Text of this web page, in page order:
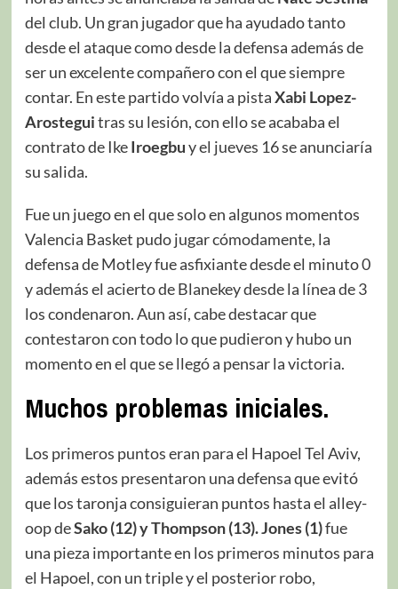
del club. Un gran jugador que ha ayudado tanto
desde el ataque como desde la defensa además de
ser un excelente compañero con el que siempre
contar. En este partido volvía a pistaXabi Lopez-
Arosteguitras su lesión, con ello se acababa el
contrato de IkeIroegbuy el jueves 16 se anunciaría
su salida.
Fue un juego en el que solo en algunos momentos
Valencia Basket pudo jugar cómodamente, la
defensa de Motley fue asfixiante desde el minuto 0
y además el acierto de Blanekey desde la línea de 3
los condenaron. Aun así, cabe destacar que
contestaron con todo lo que pudieron y hubo un
momento en el que se llegó a pensar la victoria.
Muchos problemas iniciales.
Los primeros puntos eran para el Hapoel Tel Aviv,
además estos presentaron una defensa que evitó
que los taronja consiguieran puntos hasta el alley-
oop deSako (12) y Thompson (13).Jones (1)fue
una pieza importante en los primeros minutos para
el Hapoel, con un triple y el posterior robo,